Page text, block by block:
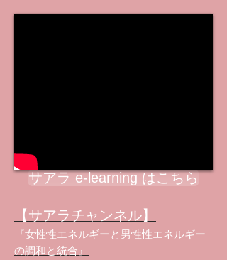
サアラ e-learning はこちら
【サアラチャンネル】
『女性性エネルギーと男性性エネルギー
の調和と統合』